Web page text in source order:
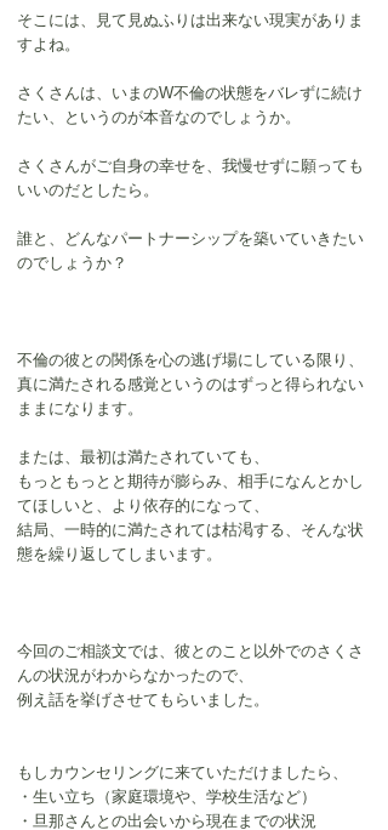
そこには、見て見ぬふりは出来ない現実がありま
すよね。
さくさんは、いまのW不倫の状態をバレずに続け
たい、というのが本音なのでしょうか。
さくさんがご自身の幸せを、我慢せずに願っても
いいのだとしたら。
誰と、どんなパートナーシップを築いていきたい
のでしょうか？
不倫の彼との関係を心の逃げ場にしている限り、
真に満たされる感覚というのはずっと得られない
ままになります。
または、最初は満たされていても、
もっともっとと期待が膨らみ、相手になんとかし
てほしいと、より依存的になって、
結局、一時的に満たされては枯渇する、そんな状
態を繰り返してしまいます。
今回のご相談文では、彼とのこと以外でのさくさ
んの状況がわからなかったので、
例え話を挙げさせてもらいました。
もしカウンセリングに来ていただけましたら、
・生い立ち（家庭環境や、学校生活など）
・旦那さんとの出会いから現在までの状況